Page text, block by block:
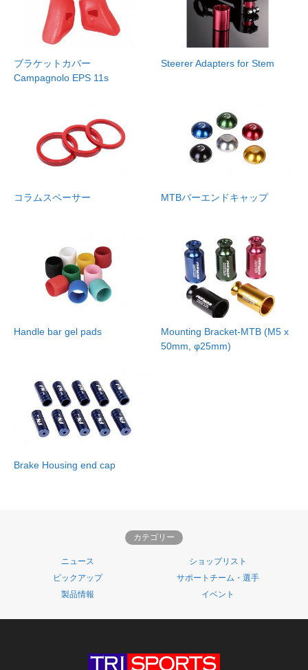
ブラケットカバー
Campagnolo EPS 11s
Steerer Adapters for Stem
コラムスペーサー MTBバーエンドキャップ
Handle bar gel pads
Mounting Bracket-MTB (M5 x
50mm, φ25mm)
Brake Housing end cap
カテゴリー
ニュース
ショップリスト
ピックアップ
サポートチーム・選手
製品情報
イベント